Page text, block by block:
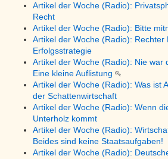
Artikel der Woche (Radio):
Recht
Artikel der Woche (Radio): Bitte
Artikel der Woche (Radio): Rechter
Erfolgsstrategie
Artikel der Woche (Radio): Nie war
Eine kleine Auflistung
Artikel der Woche (Radio): Was ist
der Schattenwirtschaft
Artikel der Woche (Radio): Wenn
Unterholz kommt
Artikel der Woche (Radio):
Beides sind keine Staatsaufgaben!
Artikel der Woche (Radio):